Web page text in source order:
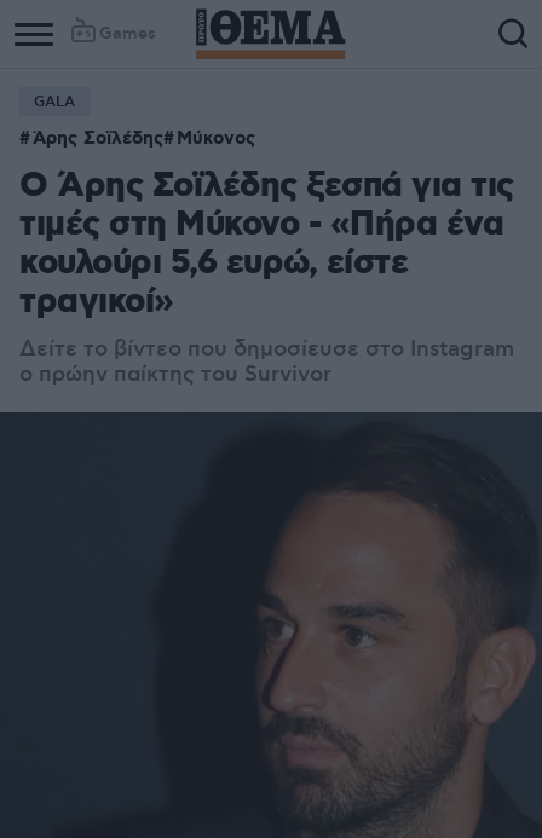
Games
GALA
Άρης Σοϊλέδης Μύκονος
Ο Άρης Σοϊλέδης ξεσπά για τις
τιμές στη Μύκονο - «Πήρα ένα
κουλούρι 5,6 ευρώ, είστε
τραγικοί»
Δείτε το βίντεο που δημοσίευσε στο Instagram
ο πρώην παίκτης του Survivor